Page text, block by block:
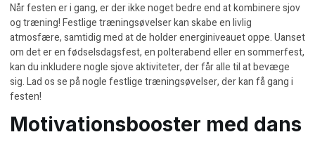
Når festen er i gang, er der ikke noget bedre end at kombinere sjov
og træning! Festlige træningsøvelser kan skabe en livlig
atmosfære, samtidig med at de holder energiniveauet oppe. Uanset
om det er en fødselsdagsfest, en polterabend eller en sommerfest,
kan du inkludere nogle sjove aktiviteter, der får alle til at bevæge
sig. Lad os se på nogle festlige træningsøvelser, der kan få gang i
festen!
Motivationsbooster med dans